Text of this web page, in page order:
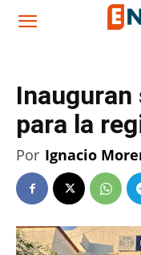
para la
Por Ignacio